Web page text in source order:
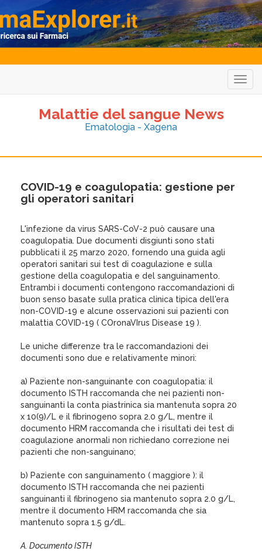
Malattie del sangue News
Ematologia - Xagena
COVID-19 e coagulopatia: gestione per
gli operatori sanitari
L'infezione da virus SARS-CoV-2 può causare una
coagulopatia. Due documenti disgiunti sono stati
pubblicati il ​​25 marzo 2020, fornendo una guida agli
operatori sanitari sui test di coagulazione e sulla
gestione della coagulopatia e del sanguinamento.
Entrambi i documenti contengono raccomandazioni di
buon senso basate sulla pratica clinica tipica dell'era
non-COVID-19 e alcune osservazioni sui pazienti con
malattia COVID-19 ( COronaVIrus Disease 19 ).
Le uniche differenze tra le raccomandazioni dei
documenti sono due e relativamente minori:
a) Paziente non-sanguinante con coagulopatia: il
documento ISTH raccomanda che nei pazienti non-
sanguinanti la conta piastrinica sia mantenuta sopra 20
x 10(9)/L e il fibrinogeno sopra 2.0 g/L, mentre il
documento HRM raccomanda che i risultati dei test di
coagulazione anormali non richiedano correzione nei
pazienti che non-sanguinano;
b) Paziente con sanguinamento ( maggiore ): il
documento ISTH raccomanda che nei pazienti
sanguinanti il ​​fibrinogeno sia mantenuto sopra 2.0 g/L,
mentre il documento HRM raccomanda che sia
mantenuto sopra 1.5 g/dL.
A. Documento ISTH